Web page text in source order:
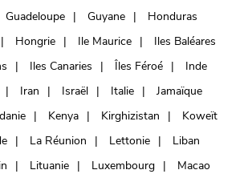
Guadeloupe Guyane
Honduras
Hongrie Ile Maurice
Iles Baléares
Iles Canaries Îles Féroé
Inde
Iran Israël Italie
Jamaïque
Kenya Kirghizistan
Koweït
La Réunion Lettonie
Liban
Lituanie Luxembourg
Macao